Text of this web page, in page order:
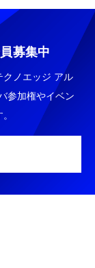
募集中
クノエッジ アル
参加権やイベン